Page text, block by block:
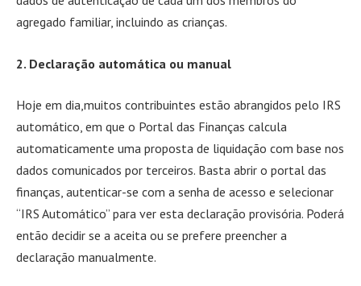
agregado familiar, incluindo as crianças.
2. Declaração automática ou manual
Hoje em dia,muitos contribuintes estão abrangidos pelo IRS
automático, em que o Portal das Finanças calcula
automaticamente uma proposta de liquidação com base nos
dados comunicados por terceiros. Basta abrir o portal das
finanças, autenticar-se com a senha de acesso e selecionar
“IRS Automático” para ver esta declaração provisória. Poderá
então decidir se a aceita ou se prefere preencher a
declaração manualmente.